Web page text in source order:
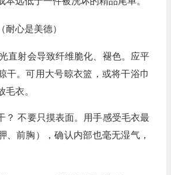
耐心是美德）
直射会导致纤维脆化、褪色。应平
干。可用大号晾衣篮，或将干浴巾
衣。
？ 不要只摸表面。用手感受毛衣最
、前胸），确认内部也毫无湿气，